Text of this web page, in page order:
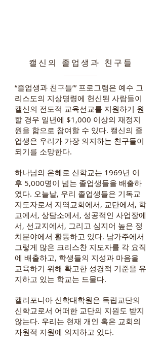
캘신의 졸업생과 친구들
“졸업생과 친구들’” 프로그램은 예수 그
리스도의 지상명령에 헌신된 사람들이
캘신의 전도적 교육선교를 지원하기 원
할 경우 일년에 $1,000 이상의 재정지
원을 함으로 참여할 수 있다. 캘신의 졸
업생은 우리가 가장 의지하는 친구들이
되기를 소망한다.
하나님의 은혜로 신학교는 1969년 이
후 5,000명이 넘는 졸업생들을 배출하
였다. 오늘날, 우리 졸업생들은 기독교
지도자로서 지역교회에서, 교단에서, 학
교에서, 상담소에서, 성공적인 사업장에
서, 선교지에서, 그리고 심지어 높은 정
치분야에서 활동하고 있다. 남가주에서
그렇게 많은 크리스찬 지도자를 각 요직
에 배출하고, 학생들의 지성과 마음을
교육하기 위해 확고한 성경적 기준을 유
지하고 있는 학교는 드물다.
캘리포니아 신학대학원은 독립교단의
신학교로서 어떠한 교단의 지원도 받지
않는다. 우리는 현재 개인 혹은 교회의
자원적 지원에 의지하고 있다.